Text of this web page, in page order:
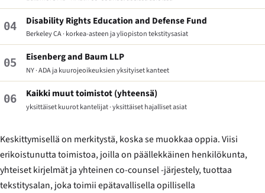
04 Disability Rights Education and Defense Fund
Berkeley CA · korkea-asteen ja yliopiston tekstitysasiat
05 Eisenberg and Baum LLP
NY · ADA ja kuurojeoikeuksien yksityiset kanteet
06 Kaikki muut toimistot (yhteensä)
yksittäiset kuurot kantelijat · yksittäiset hajalliset asiat
Keskittymisellä on merkitystä, koska se muokkaa oppia. Viisi
erikoistunutta toimistoa, joilla on päällekkäinen henkilökunta,
yhteiset kirjelmät ja yhteinen co-counsel -järjestely, tuottaa
tekstitysalan, joka toimii epätavallisella opillisella